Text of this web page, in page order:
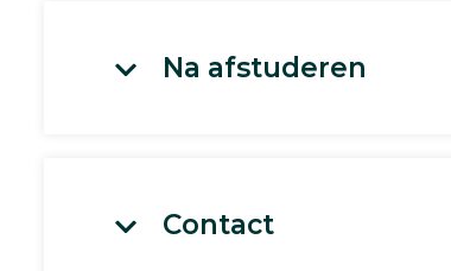
Na afstuderen
Contact